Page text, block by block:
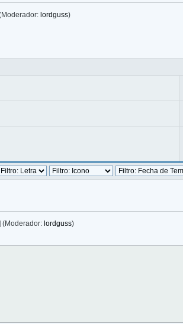
lordguss)
(Moderador: lordguss)